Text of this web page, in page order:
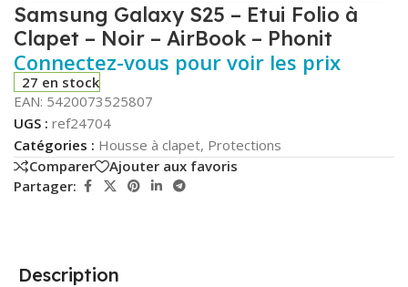
Samsung Galaxy S25 – Etui Folio à
Clapet – Noir – AirBook – Phonit
Connectez-vous pour voir les prix
27 en stock
EAN: 5420073525807
UGS : ref24704
Catégories : Housse à clapet, Protections
Comparer
Ajouter aux favoris
Partager:
Description